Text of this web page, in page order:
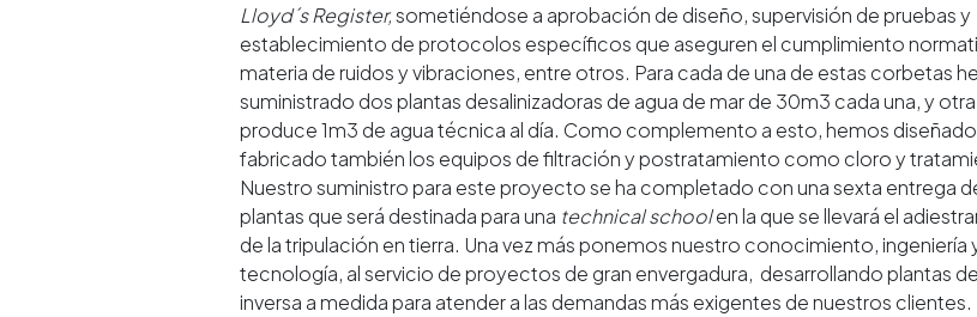
Lloyd´s Register,sometiéndose a aprobación de diseño, supervisión de pruebas y
establecimiento de protocolos específicos que aseguren el cumplimiento
materia de ruidos y vibraciones, entre otros. Para cada de una de estas corbetas
suministrado dos plantas desalinizadoras de agua de mar de 30m3 cada una, y
produce 1m3 de agua técnica al día. Como complemento a esto, hemos
fabricado también los equipos de filtración y postratamiento como cloro y
Nuestro suministro para este proyecto se ha completado con una sexta entrega
plantas que será destinada para una technical schoolen la que se llevará el
de la tripulación en tierra. Una vez más ponemos nuestro conocimiento, ingeniería
tecnología, al servicio de proyectos de gran envergadura, desarrollando plantas
inversa a medida para atender a las demandas más exigentes de nuestros